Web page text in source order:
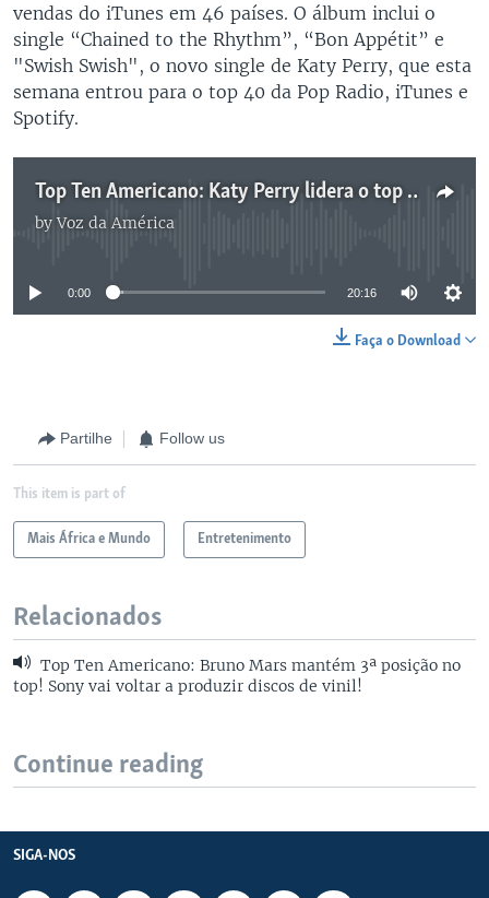
vendas do iTunes em 46 países. O álbum inclui o
single “Chained to the Rhythm”, “Bon Appétit” e
"Swish Swish", o novo single de Katy Perry, que esta
semana entrou para o top 40 da Pop Radio, iTunes e
Spotify.
Top Ten Americano: Katy Perry lidera o top 200 da Billboard!!!
byVoz da América
No media source currently available
0:00 20:16
Faça o Download
Partilhe Follow us
This item is part of
Mais África e Mundo Entretenimento
Relacionados
Top Ten Americano: Bruno Mars mantém 3ª posição no
top! Sony vai voltar a produzir discos de vinil!
Continue reading
SIGA-NOS